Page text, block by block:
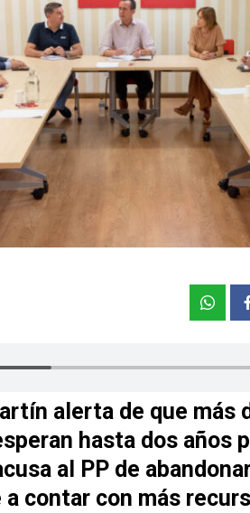
alerta de que más
hasta dos años
al PP de
contar con más